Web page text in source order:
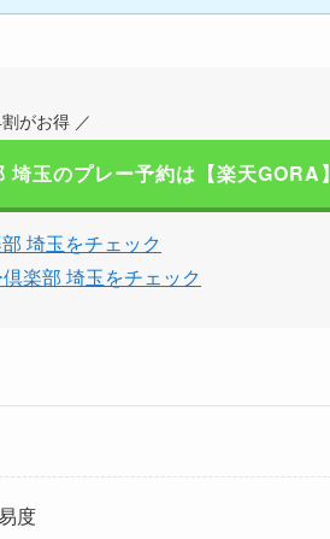
がお得 ／
玉のプレー予約は【楽天GORA】
埼玉をチェック
楽部 埼玉をチェック
度